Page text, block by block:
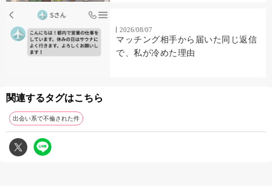
2026/08/07
マッチング相手から届いた同じ返信
で、私が冷めた理由
関連するタグはこちら
出会い系で不倫された件